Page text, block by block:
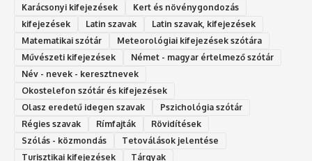
Karácsonyi kifejezések
Kert és növénygondozás
kifejezések
Latin szavak
Latin szavak, kifejezések
Matematikai szótár
Meteorológiai kifejezések szótára
Művészeti kifejezések
Német - magyar értelmező szótár
Név - nevek - keresztnevek
Okostelefon szótár és kifejezések
Olasz eredetű idegen szavak
Ps‮gólohciz‬ia s‮átóz‬r
Régies szavak
Rímfajták
Rövidítések
Szólás - közmondás
Tetoválások jelentése
Turisztikai kifejezések
Tárgyak